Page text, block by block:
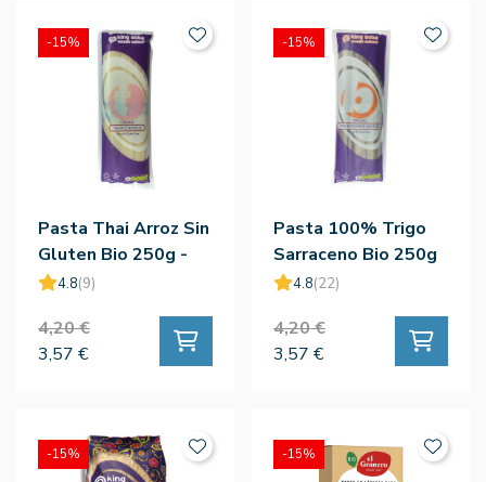
Pasta Thai Arroz Sin
Gluten Bio 250g -
King Sopa
4.8(9)
4,20 €
3,57 €
-15%
Pasta 100% Trigo
Sarraceno Bio 250g
- King Sopa
4.8(22)
4,20 €
3,57 €
-15%
-15% -15%